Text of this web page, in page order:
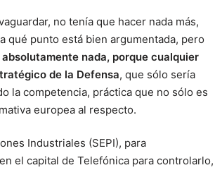
no tenía que hacer nada más,
qué punto está bien argumentada, pero
nada, porque cualquier
de la Defensa, que sólo sería
la competencia, práctica que no sólo es
europea al respecto.
Industriales (SEPI), para
el capital de Telefónica para controlarlo,